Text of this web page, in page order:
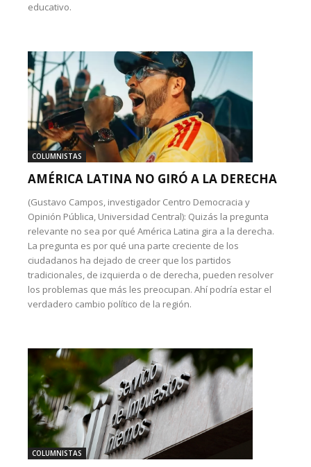
educativo.
COLUMNISTAS
AMÉRICA LATINA NO GIRÓ A LA DERECHA
(Gustavo Campos, investigador Centro Democracia y
Opinión Pública, Universidad Central): Quizás la pregunta
relevante no sea por qué América Latina gira a la derecha.
La pregunta es por qué una parte creciente de los
ciudadanos ha dejado de creer que los partidos
tradicionales, de izquierda o de derecha, pueden resolver
los problemas que más les preocupan. Ahí podría estar el
verdadero cambio político de la región.
COLUMNISTAS